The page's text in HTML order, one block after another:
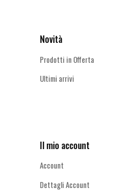
Novità
Prodotti in Offerta
Ultimi arrivi
Il mio account
Account
Dettagli Account